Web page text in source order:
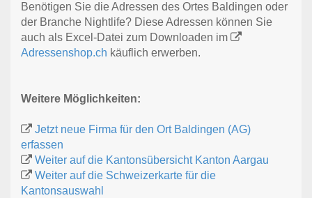
Benötigen Sie die Adressen des Ortes Baldingen oder
der Branche Nightlife? Diese Adressen können Sie
auch als Excel-Datei zum Downloaden im
Adressenshop.ch käuflich erwerben.
Weitere Möglichkeiten:
Jetzt neue Firma für den Ort Baldingen (AG)
erfassen
Weiter auf die Kantonsübersicht Kanton Aargau
Weiter auf die Schweizerkarte für die
Kantonsauswahl